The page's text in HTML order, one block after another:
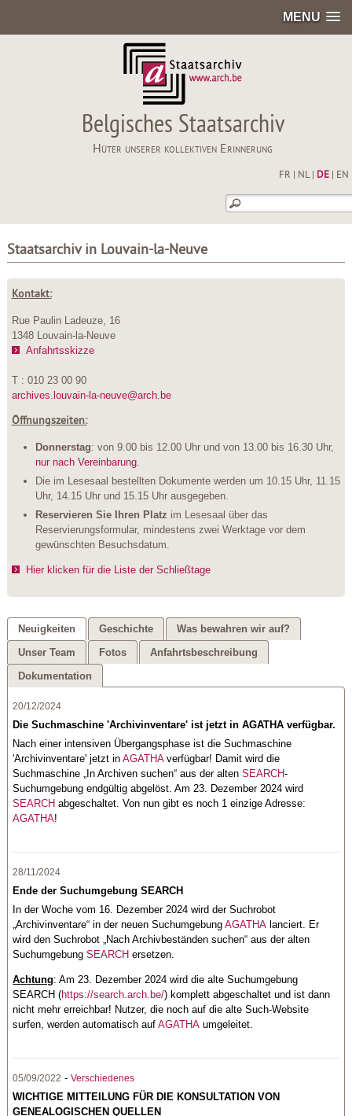
MENU
Belgisches Staatsarchiv
Hüter unserer kollektiven Erinnerung
FR NL| DE| EN
Staatsarchiv in Louvain-la-Neuve
Kontakt:
Rue Paulin Ladeuze, 16
1348 Louvain-la-Neuve
Anfahrtsskizze
T : 010 23 00 90
archives.louvain-la-neuve@arch.be
Öffnungszeiten:
Donnerstag: von 9.00 bis 12.00 Uhr und von 13.00 bis 16.30 Uhr,
nur nach Vereinbarung.
Die im Lesesaal bestellten Dokumente werden um 10.15 Uhr, 11.15
Uhr, 14.15 Uhr und 15.15 Uhr ausgegeben.
Reservieren Sie Ihren Platz im Lesesaal über das
Reservierungsformular, mindestens zwei Werktage vor dem
gewünschten Besuchsdatum.
Hier klicken für die Liste der Schließtage
Neuigkeiten Geschichte
Was bewahren wir auf?
Unser Team
Fotos
Anfahrtsbeschreibung
Dokumentation
20/12/2024
Die Suchmaschine 'Archivinventare' ist jetzt in AGATHA verfügbar.
Nach einer intensiven Übergangsphase ist die Suchmaschine
'Archivinventare' jetzt inAGATHAverfügbar! Damit wird die
Suchmaschine „In Archiven suchen“ aus der altenSEARCH-
Suchumgebung endgültig abgelöst. Am 23. Dezember 2024 wird
SEARCH abgeschaltet. Von nun gibt es noch 1 einzige Adresse:
AGATHA!
28/11/2024
Ende der Suchumgebung SEARCH
In der Woche vom 16. Dezember 2024 wird der Suchrobot
„Archivinventare“ in der neuen SuchumgebungAGATHA lanciert. Er
wird den Suchrobot „Nach Archivbeständen suchen“ aus der alten
SuchumgebungSEARCH ersetzen.
Achtung: Am 23. Dezember 2024 wird die alte Suchumgebung
SEARCH (https://search.arch.be/) komplett abgeschaltet und ist dann
nicht mehr erreichbar! Nutzer, die noch auf die alte Such-Website
surfen, werden automatisch aufAGATHA umgeleitet.
05/09/2022 -Verschiedenes
WICHTIGE MITTEILUNG FÜR DIE KONSULTATION VON
GENEALOGISCHEN QUELLEN